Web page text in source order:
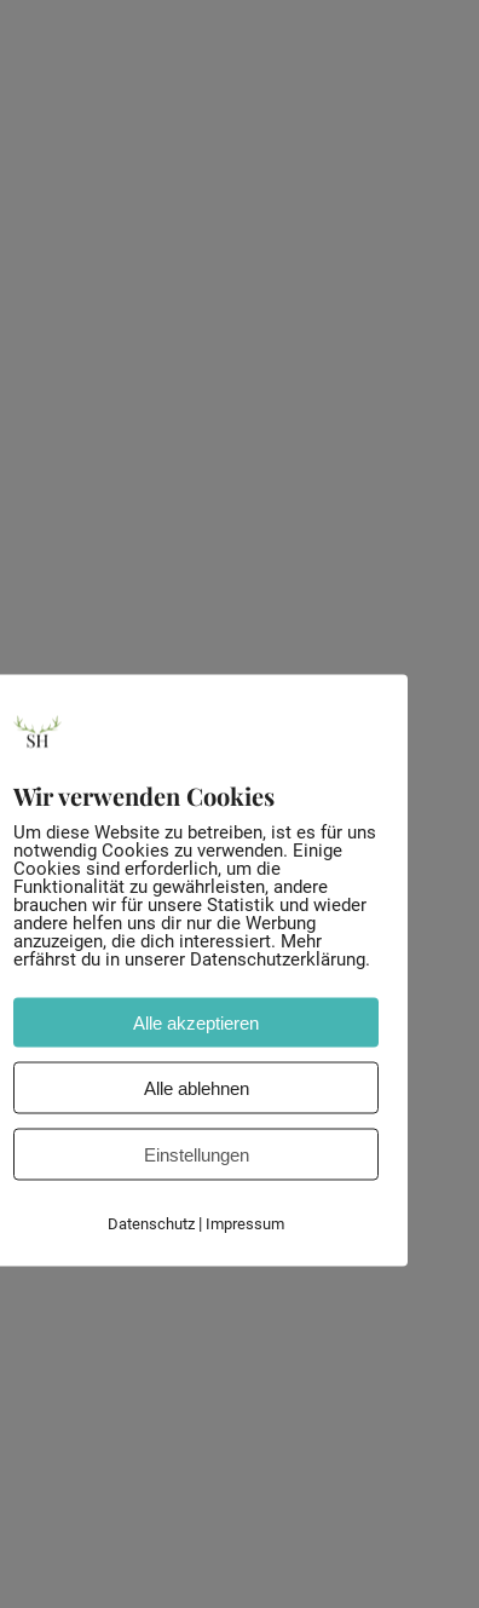
Wir verwenden Cookies
Um diese Website zu betreiben, ist es für uns
notwendig Cookies zu verwenden. Einige
Cookies sind erforderlich, um die
Funktionalität zu gewährleisten, andere
brauchen wir für unsere Statistik und wieder
andere helfen uns dir nur die Werbung
anzuzeigen, die dich interessiert. Mehr
erfährst du in unserer Datenschutzerklärung.
Alle akzeptieren
Alle ablehnen
Einstellungen
Datenschutz | Impressum